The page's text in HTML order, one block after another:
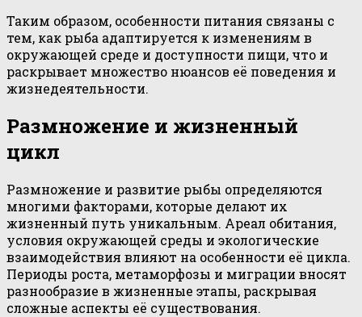
Таким образом, особенности питания связаны с
тем, как рыба адаптируется к изменениям в
окружающей среде и доступности пищи, что и
раскрывает множество нюансов её поведения и
жизнедеятельности.
Размножение и жизненный
цикл
Размножение и развитие рыбы определяются
многими факторами, которые делают их
жизненный путь уникальным. Ареал обитания,
условия окружающей среды и экологические
взаимодействия влияют на особенности её цикла.
Периоды роста, метаморфозы и миграции вносят
разнообразие в жизненные этапы, раскрывая
сложные аспекты её существования.